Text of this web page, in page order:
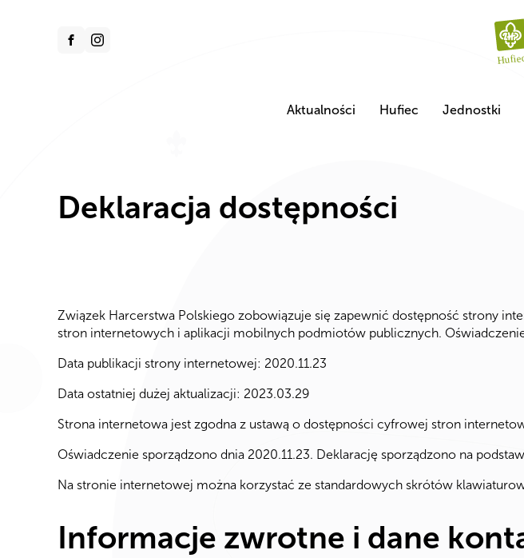
Aktualności Hufiec Jednostki
Deklaracja dostępności
Związek Harcerstwa Polskiego zobowiązuje się zapewnić dostępność strony
stron internetowych i aplikacji mobilnych podmiotów publicznych.
Data publikacji strony internetowej: 2020.11.23
Data ostatniej dużej aktualizacji: 2023.03.29
Strona internetowa jest zgodna z ustawą o dostępności cyfrowej stron
Oświadczenie sporządzono dnia 2020.11.23. Deklarację sporządzono na
Na stronie internetowej można korzystać ze standardowych skrótów
Informacje zwrotne i dane